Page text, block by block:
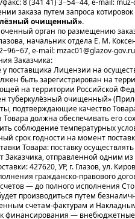
8 (341 41) 3−54−44, e-mail:
заказа путем запроса
очищенный».
орган по размещению
начальник отдела Е. М.
e-mail: mzac01@glazov-
Заказчика:
поставщика Лицензии на
быть зарегистрирован на
на территории Российской
туберкулёзный очищенный»
подтверждающие качество
Товара должна обеспечивать его
соблюдение температурных
срок годности на момент
Товара: поставку
Заказчика, отправленной одним
427620, УР, г. Глазов, ул.
гражданско-правового
— до полного исполнения
производиться путем
счетам-фактурам и
финансирования — внебюджетные